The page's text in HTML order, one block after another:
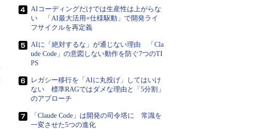
AIコーディングだけでは生産性は上がらな
い 「AI最大活用×仕様駆動」で開発ライ
フサイクルを再定義
AIに「絶対するな」が通じない理由 「Cla
ude Code」の意図しない動作を防ぐ7つのTI
PS
レガシー移行を「AIに丸投げ」してはいけ
ない 標準RAGではダメな理由と「5分割」
のアプローチ
「Claude Code」は開発の司令塔に 常識を
一変させた5つの進化